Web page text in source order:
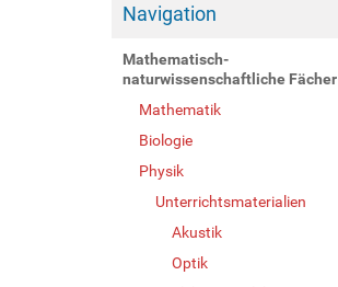
Navigation
Mathematisch-
naturwissenschaftliche Fächer
Mathematik
Biologie
Physik
Unterrichtsmaterialien
Akustik
Optik